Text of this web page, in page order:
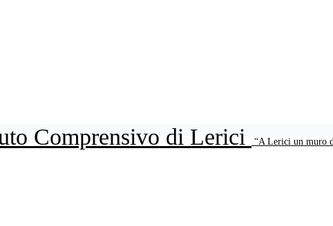
Comprensivo di Lerici “A Lerici un muro